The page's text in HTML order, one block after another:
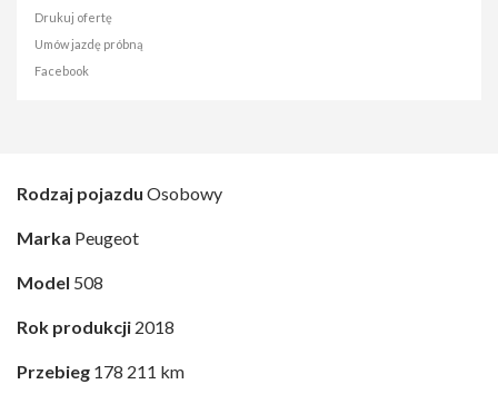
Drukuj ofertę
Umów jazdę próbną
Facebook
Rodzaj pojazdu Osobowy
Marka Peugeot
Model 508
Rok produkcji 2018
Przebieg 178 211 km